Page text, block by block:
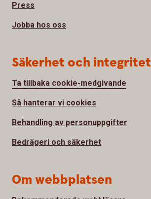
Press
Jobba hos oss
Säkerhet och integritet
Ta tillbaka cookie-medgivande
Så hanterar vi cookies
Behandling av personuppgifter
Bedrägeri och säkerhet
Om webbplatsen